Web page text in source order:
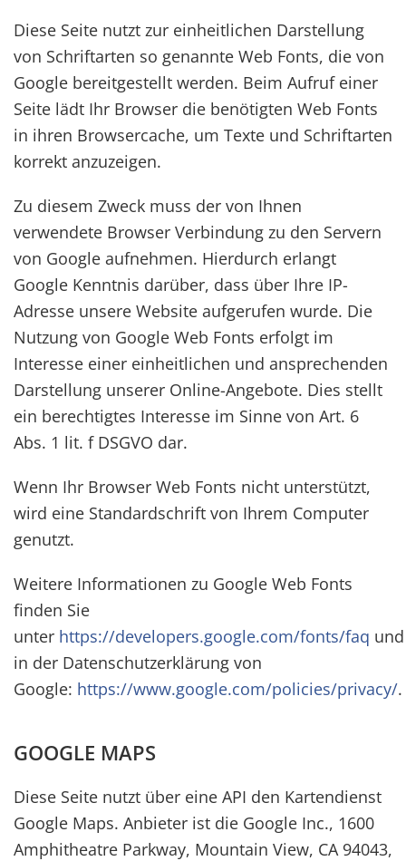
Diese Seite nutzt zur einheitlichen Darstellung
von Schriftarten so genannte Web Fonts, die von
Google bereitgestellt werden. Beim Aufruf einer
Seite lädt Ihr Browser die benötigten Web Fonts
in ihren Browsercache, um Texte und Schriftarten
korrekt anzuzeigen.
Zu diesem Zweck muss der von Ihnen
verwendete Browser Verbindung zu den Servern
von Google aufnehmen. Hierdurch erlangt
Google Kenntnis darüber, dass über Ihre IP-
Adresse unsere Website aufgerufen wurde. Die
Nutzung von Google Web Fonts erfolgt im
Interesse einer einheitlichen und ansprechenden
Darstellung unserer Online-Angebote. Dies stellt
ein berechtigtes Interesse im Sinne von Art. 6
Abs. 1 lit. f DSGVO dar.
Wenn Ihr Browser Web Fonts nicht unterstützt,
wird eine Standardschrift von Ihrem Computer
genutzt.
Weitere Informationen zu Google Web Fonts
finden Sie
unter https://developers.google.com/fonts/faq und
in der Datenschutzerklärung von
Google: https://www.google.com/policies/privacy/.
GOOGLE MAPS
Diese Seite nutzt über eine API den Kartendienst
Google Maps. Anbieter ist die Google Inc., 1600
Amphitheatre Parkway, Mountain View, CA 94043,